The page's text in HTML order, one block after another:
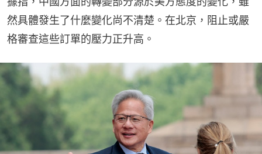
然具體發生了什麼變化尚不清楚。在北京，阻止或嚴
格審查這些訂單的壓力正升高。